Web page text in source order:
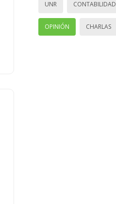
UNR CONTABILIDAD
OPINIÓN CHARLAS